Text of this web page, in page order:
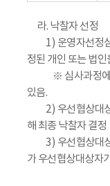
라. 낙찰자 선정
1) 운영자선정심
정된 개인 또는 법
※ 심사과정에서
있음.
2) 우선협상대상
해 최종 낙찰자 결정
3) 우선협상대상
가 우선협상대상자